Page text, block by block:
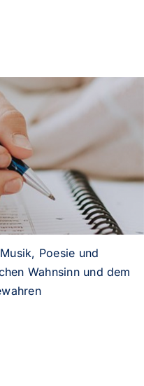
Poesie und
Wahnsinn und dem